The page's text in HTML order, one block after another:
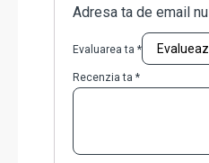
Adresa ta de email
Evaluarea ta *
Recenzia ta *